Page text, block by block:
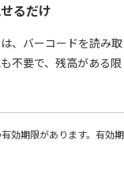
るだけ
、バーコードを読み取
不要で、残高がある
効期限があります。有効